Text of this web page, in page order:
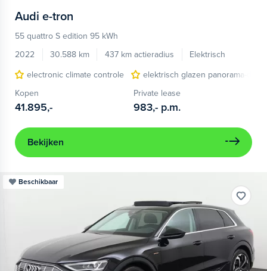
Audi e-tron
55 quattro S edition 95 kWh
2022
30.588 km 437 km actieradius
Elektrisch
electronic climate controle
elektrisch glazen panorama-dak
Kopen
41.895,-
Private lease
983,- p.m.
Bekijken
Beschikbaar